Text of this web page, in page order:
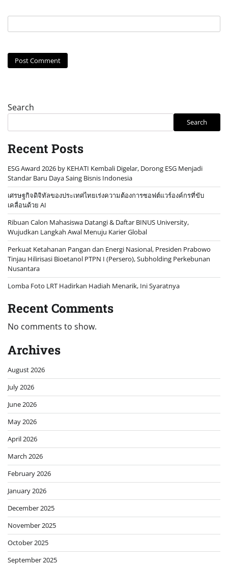
Search
Search
Recent Posts
ESG Award 2026 by KEHATI Kembali Digelar, Dorong ESG Menjadi
Standar Baru Daya Saing Bisnis Indonesia
เศรษฐกิจดิจิทัลของประเทศไทยเร่งความต้องการซอฟต์แวร์องค์กรที่ขับ
เคลื่อนด้วย AI
Ribuan Calon Mahasiswa Datangi & Daftar BINUS University,
Wujudkan Langkah Awal Menuju Karier Global
Perkuat Ketahanan Pangan dan Energi Nasional, Presiden Prabowo
Tinjau Hilirisasi Bioetanol PTPN I (Persero), Subholding Perkebunan
Nusantara
Lomba Foto LRT Hadirkan Hadiah Menarik, Ini Syaratnya
Recent Comments
No comments to show.
Archives
August 2026
July 2026
June 2026
May 2026
April 2026
March 2026
February 2026
January 2026
December 2025
November 2025
October 2025
September 2025